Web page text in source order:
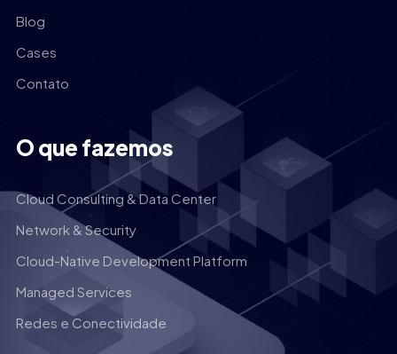
Blog
Cases
Contato
O que fazemos
Cloud Consulting & Data Center
Network & Security
Cloud-Native Development Platform
Managed Services
Redes e Conectividade